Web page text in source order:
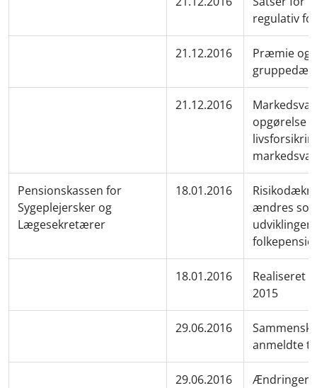
regulativ
21.12.2016
Præmie og
21.12.2016
opgørelse
Pensionskassen for
Sygeplejersker og
Lægesekretærer
18.01.2016
ændres
udviklingen
18.01.2016
Realiseret
2015
29.06.2016
anmeldte
29.06.2016
Ændringer